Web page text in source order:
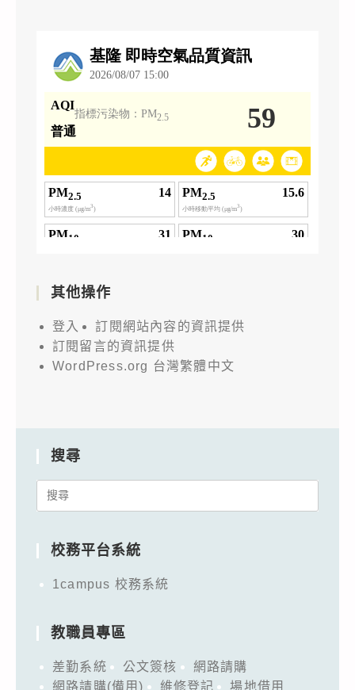
其他操作
登入
訂閱網站內容的資訊提供
訂閱留言的資訊提供
WordPress.org 台灣繁體中文
搜尋
Search
校務平台系統
1campus 校務系統
教職員專區
差勤系統 公文簽核
網路請購
網路請購(備用)
維修登記
場地借用